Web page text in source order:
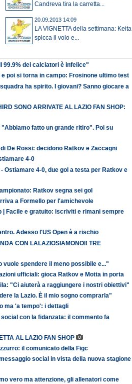
Candreva tira la carretta...
20.09.2013 14:09
LA VIGNETTA della settimana: Keita
spicca il volo e...
99.9% dei calciatori è infelice"
e poi si torna in campo: Frosinone ultimo test
ha spirito. I giovani? Sanno giocare a
SONO ARRIVATE AL LAZIO FAN SHOP:
"Abbiamo fatto un grande ritiro". Poi su
De Rossi: decidono Ratkov e Zaccagni
4-0
- Ostiamare 4-0, due gol a testa per Ratkov e
Ratkov segna sei gol
a Formello per l'amichevole
| Facile e gratuito: iscriviti e rimani sempre
Adesso l'US Open è a rischio
CON LALAZIOSIAMONOI! TRE
vuole spendere il meno possibile e..."
ufficiali: gioca Ratkov e Motta in porta
"Ci aiuterà a raggiungere i nostri obiettivi"
la Lazio. È il mio sogno comprarla"
ma 'a tempo': i dettagli
con la fidanzata: il commento fa
AL LAZIO FAN SHOP
il comunicato della Figc
social in vista della nuova stagione
vero ma attenzione, gli allenatori come